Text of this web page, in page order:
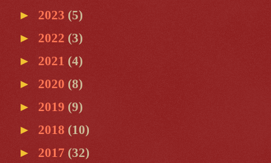
► 2023 (5)
► 2022 (3)
► 2021 (4)
► 2020 (8)
► 2019 (9)
► 2018 (10)
► 2017 (32)